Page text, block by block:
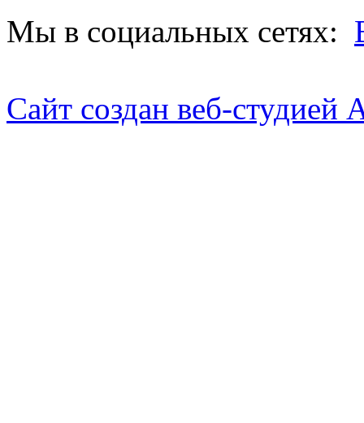
Мы в социальных сетях:
Сайт создан веб-студией